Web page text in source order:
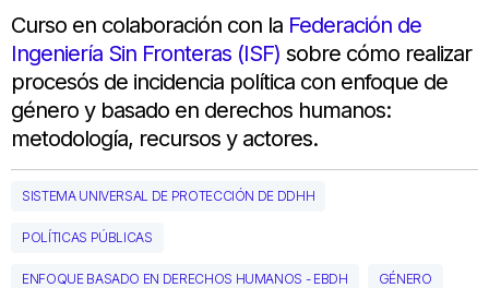
Curso en colaboración con la Federación de
Ingeniería Sin Fronteras (ISF) sobre cómo realizar
procesós de incidencia política con enfoque de
género y basado en derechos humanos:
metodología, recursos y actores.
SISTEMA UNIVERSAL DE PROTECCIÓN DE DDHH
POLÍTICAS PÚBLICAS
ENFOQUE BASADO EN DERECHOS HUMANOS - EBDH GÉNERO